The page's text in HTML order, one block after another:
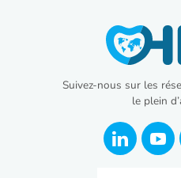
Suivez-nous sur les
le plein